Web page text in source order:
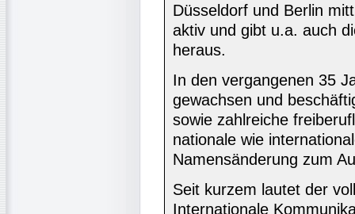
Düsseldorf und Berlin
aktiv und gibt u.a. auch
heraus.
In den vergangenen 35
gewachsen und
sowie zahlreiche
nationale wie
Namensänderung zum
Seit kurzem lautet der
Internationale